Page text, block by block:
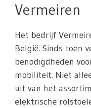
Vermeiren
Het bedrijf
België. Sinds toen
benodigdheden
mobiliteit. Niet
uit van het
elektrische